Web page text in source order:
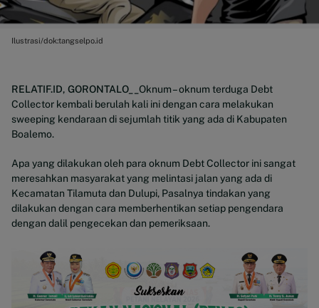
Ilustrasi/dok:tangselpo.id
RELATIF.ID, GORONTALO__ Oknum – oknum terduga Debt
Collector kembali berulah kali ini dengan cara melakukan
sweeping kendaraan di sejumlah titik yang ada di Kabupaten
Boalemo.
Apa yang dilakukan oleh para oknum Debt Collector ini sangat
meresahkan masyarakat yang melintasi jalan yang ada di
Kecamatan Tilamuta dan Dulupi, Pasalnya tindakan yang
dilakukan dengan cara memberhentikan setiap pengendara
dengan dalil pengecekan dan pemeriksaan.